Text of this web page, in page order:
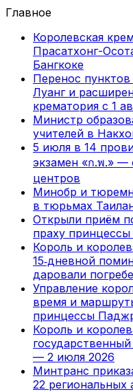
Главное
Королевская
Прасатхонг-
Бангкоке
Перенос
Луанг и
крематория с 1
Министр
учителей в
5 июля в 14
экзамен «ก.พ.» —
центров
Минобр и
в тюрьмах
Открыли приём
праху принцессы
Король и
15‑дневной
даровали
Управление
время и
принцессы
Король и
— 2 июля 2026
Минтранс
22 региональных